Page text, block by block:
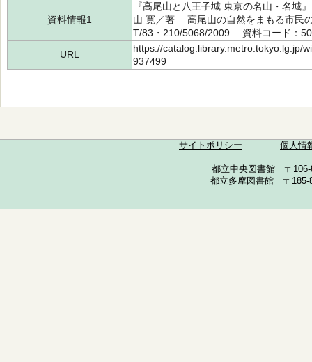
資料情報1
『高尾山と八王子城 東京の名山・名
山 寛／著 高尾山の自然をまもる市
T/83・210/5068/2009 資料コード：
URL
https://catalog.library.metro.tokyo.lg.jp/
937499
サイトポリシー 個人情
都立中央図書館 〒
都立多摩図書館 〒185-